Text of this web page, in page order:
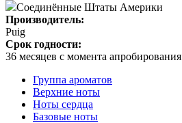
Соединённые Штаты Америки
Производитель:
Puig
Срок годности:
36 месяцев с момента апробирования
Группа ароматов
Верхние ноты
Ноты сердца
Базовые ноты